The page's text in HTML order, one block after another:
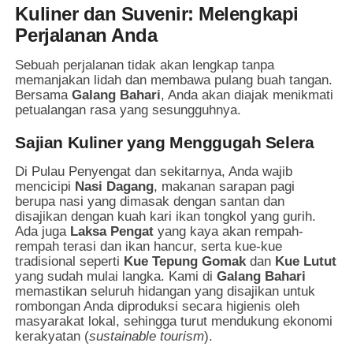
Kuliner dan Suvenir: Melengkapi
Perjalanan Anda
Sebuah perjalanan tidak akan lengkap tanpa
memanjakan lidah dan membawa pulang buah tangan.
BersamaGalang Bahari, Anda akan diajak menikmati
petualangan rasa yang sesungguhnya.
Sajian Kuliner yang Menggugah Selera
Di Pulau Penyengat dan sekitarnya, Anda wajib
mencicipi Nasi Dagang, makanan sarapan pagi
berupa nasi yang dimasak dengan santan dan
disajikan dengan kuah kari ikan tongkol yang gurih.
Ada juga Laksa Pengat yang kaya akan rempah-
rempah terasi dan ikan hancur, serta kue-kue
tradisional seperti Kue Tepung Gomakdan Kue Lutut
yang sudah mulai langka. Kami diGalang Bahari
memastikan seluruh hidangan yang disajikan untuk
rombongan Anda diproduksi secara higienis oleh
masyarakat lokal, sehingga turut mendukung ekonomi
kerakyatan (sustainable tourism).